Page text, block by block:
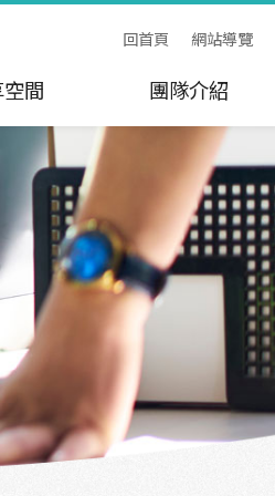
回首頁 網站導覽
間 團隊介紹